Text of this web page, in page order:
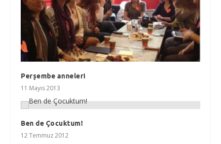
Perşembe anneleri
11 Mayıs 2013
Ben de Çocuktum!
12 Temmuz 2012